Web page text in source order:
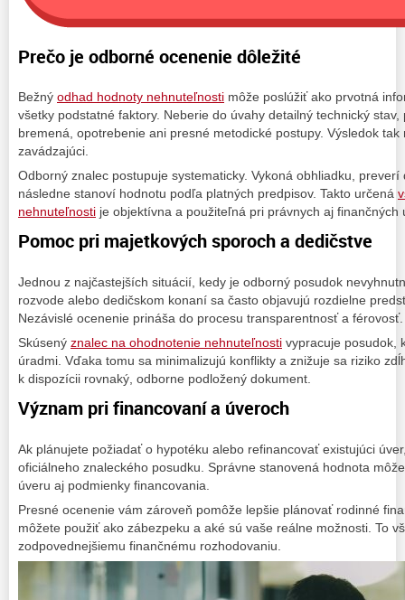
Prečo je odborné ocenenie dôležité
Bežný odhad hodnoty nehnuteľnosti môže poslúžiť ako prvotná
všetky podstatné faktory. Neberie do úvahy detailný technický
bremená, opotrebenie ani presné metodické postupy. Výsledok
zavádzajúci.
Odborný znalec postupuje systematicky. Vykoná obhliadku,
následne stanoví hodnotu podľa platných predpisov. Takto určená
nehnuteľnosti je objektívna a použiteľná pri právnych aj finančných
Pomoc pri majetkových sporoch a dedičstve
Jednou z najčastejších situácií, kedy je odborný posudok
rozvode alebo dedičskom konaní sa často objavujú rozdielne
Nezávislé ocenenie prináša do procesu transparentnosť a férovosť.
Skúsený znalec na ohodnotenie nehnuteľnosti vypracuje posudok,
úradmi. Vďaka tomu sa minimalizujú konflikty a znižuje sa riziko
k dispozícii rovnaký, odborne podložený dokument.
Význam pri financovaní a úveroch
Ak plánujete požiadať o hypotéku alebo refinancovať existujúci
oficiálneho znaleckého posudku. Správne stanovená hodnota
úveru aj podmienky financovania.
Presné ocenenie vám zároveň pomôže lepšie plánovať rodinné
môžete použiť ako zábezpeku a aké sú vaše reálne možnosti. To
zodpovednejšiemu finančnému rozhodovaniu.